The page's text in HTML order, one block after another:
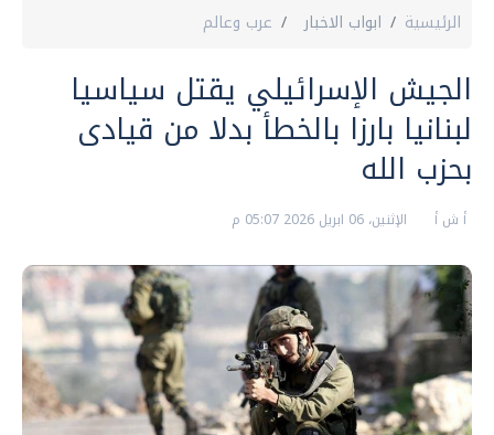
الرئيسية ابواب الاخبار عرب وعالم
الجيش الإسرائيلي يقتل سياسيا
لبنانيا بارزا بالخطأ بدلا من قيادى
بحزب الله
أ ش أ الإثنين، 06 ابريل 2026 05:07 م